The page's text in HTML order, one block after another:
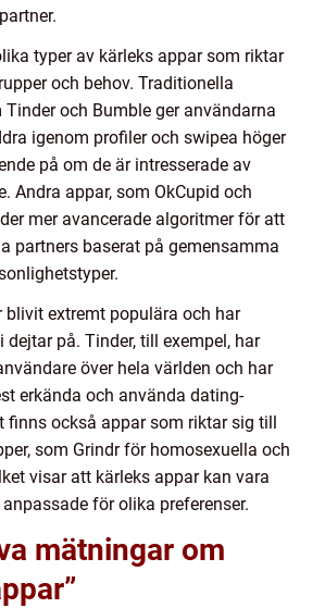
typer av kärleks appar som riktar
och behov. Traditionella
och Bumble ger användarna
igenom profiler och swipea höger
på om de är intresserade av
Andra appar, som OkCupid och
mer avancerade algoritmer för att
partners baserat på gemensamma
blivit extremt populära och har
på. Tinder, till exempel, har
över hela världen och har
erkända och använda dating-
finns också appar som riktar sig till
som Grindr för homosexuella och
visar att kärleks appar kan vara
för olika preferenser.
mätningar om